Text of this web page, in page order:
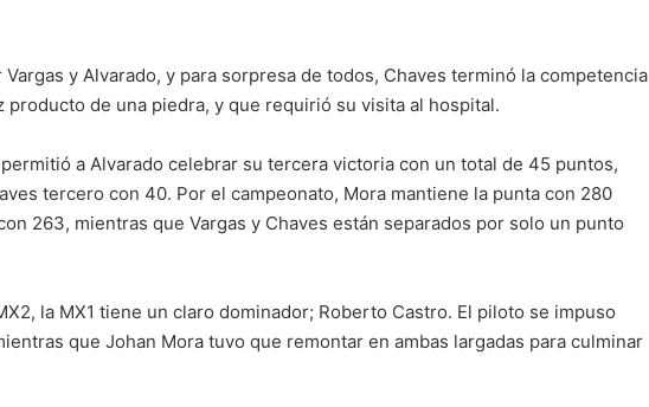
y Alvarado, y para sorpresa de todos, Chaves terminó la competencia
de una piedra, y que requirió su visita al hospital.
a Alvarado celebrar su tercera victoria con un total de 45 puntos,
tercero con 40. Por el campeonato, Mora mantiene la punta con 280
263, mientras que Vargas y Chaves están separados por solo un punto
la MX1 tiene un claro dominador; Roberto Castro. El piloto se impuso
que Johan Mora tuvo que remontar en ambas largadas para culminar